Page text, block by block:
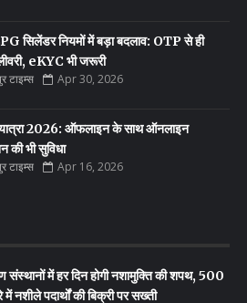
सिलेंडर नियमों में बड़ा बदलाव: OTP से ही
eKYC भी जरूरी
टाइम्स Apr 30, 2026
2026: ऑफलाइन के साथ ऑनलाइन
की भी सुविधा
टाइम्स Apr 16, 2026
संस्थानों में हर दिन होगी नशामुक्ति की शपथ, 500
में नशीले पदार्थों की बिक्री पर सख्ती